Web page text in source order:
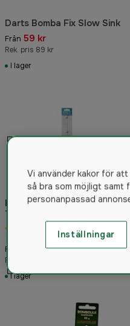
Darts Bomba Fix Slow Sink
Från 59 kr
Rek. pris 89 kr
I lager
Kinetic Bombette Non
Tangle Clear - Slow sinking
5.0 (1)
Från 49 kr
Rek. pris 70 kr
I lager
Vi använder kakor för
så bra som möjligt samt
personanpassad
Inställningar